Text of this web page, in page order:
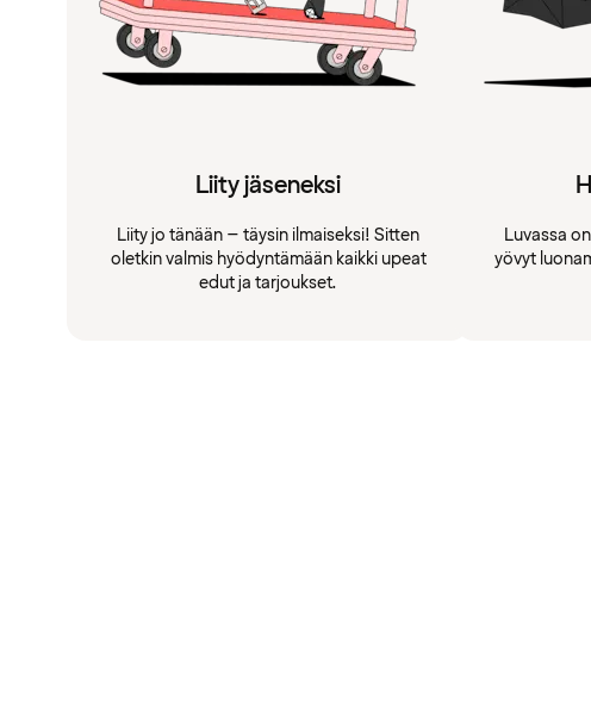
Liity jäseneksi
Liity jo tänään – täysin ilmaiseksi! Sitten
oletkin valmis hyödyntämään kaikki upeat
edut ja tarjoukset.
Luvassa
yövyt